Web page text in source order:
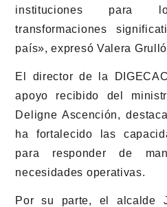
instituciones para
transformaciones
país», expresó Valera
El director de la
apoyo recibido del
Deligne Ascención,
ha fortalecido las
para responder de
necesidades operativas.
Por su parte, el alcalde